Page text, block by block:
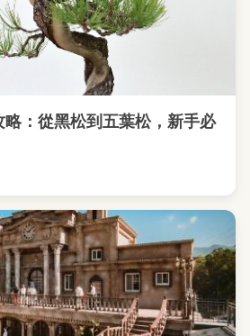
：從黑松到五葉松，新手必